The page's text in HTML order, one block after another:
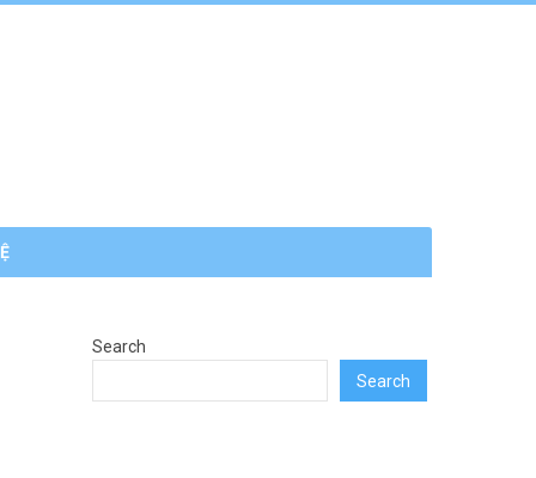
Search
Search